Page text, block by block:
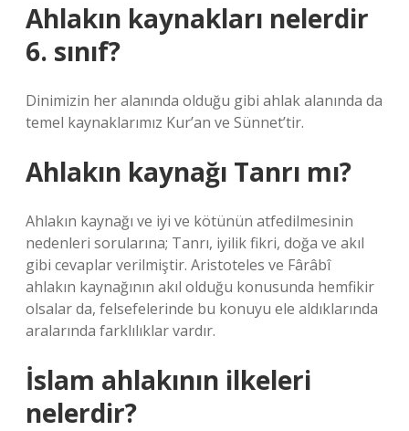
Ahlakın kaynakları nelerdir
6. sınıf?
Dinimizin her alanında olduğu gibi ahlak alanında da
temel kaynaklarımız Kur’an ve Sünnet’tir.
Ahlakın kaynağı Tanrı mı?
Ahlakın kaynağı ve iyi ve kötünün atfedilmesinin
nedenleri sorularına; Tanrı, iyilik fikri, doğa ve akıl
gibi cevaplar verilmiştir. Aristoteles ve Fârâbî
ahlakın kaynağının akıl olduğu konusunda hemfikir
olsalar da, felsefelerinde bu konuyu ele aldıklarında
aralarında farklılıklar vardır.
İslam ahlakının ilkeleri
nelerdir?